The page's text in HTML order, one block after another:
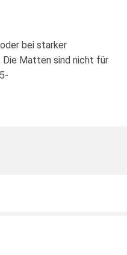
bei starker
Die Matten sind nicht für